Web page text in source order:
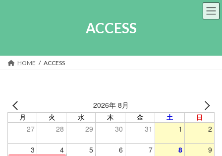
へ
ョ
ACCESS
HOME ACCESS
2026年 8月
月 火 水 木 金 土 日
27 28 29 30 31 1 2
3 4 5 6 7 8 9